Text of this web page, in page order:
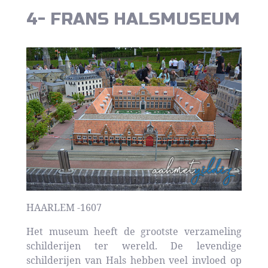
4- FRANS HALSMUSEUM
HAARLEM -1607
Het museum heeft de grootste verzameling
schilderijen ter wereld. De levendige
schilderijen van Hals hebben veel invloed op